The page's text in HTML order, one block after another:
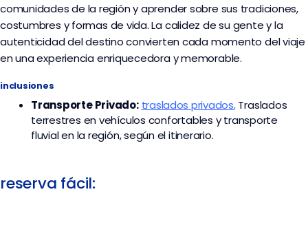
comunidades de la región y aprender sobre sus tradiciones,
costumbres y formas de vida. La calidez de su gente y la
autenticidad del destino convierten cada momento del viaje
en una experiencia enriquecedora y memorable.
inclusiones
TransportePrivado: traslados privados,Traslados
terrestres en vehículos confortables y transporte
fluvial en la región, según el itinerario.
reserva fácil: